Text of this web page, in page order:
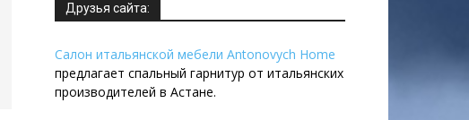
Друзья сайта:
Салон итальянской мебели Antonovych Home
предлагает спальный гарнитур от итальянских
производителей в Астане.